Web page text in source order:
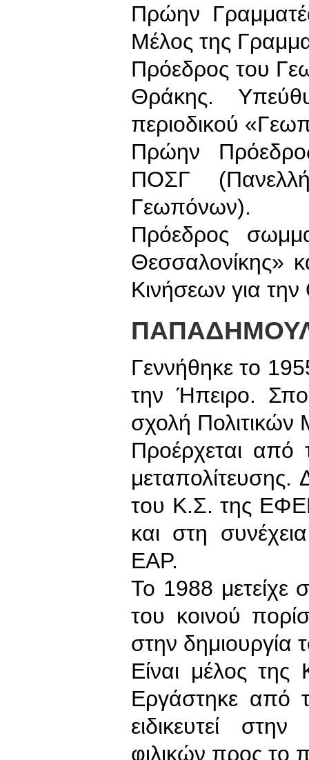
Πρώην
Μέλος της
Πρόεδρος του
Θράκης.
περιοδικού
Πρώην
ΠΟΣΓ
Γεωπόνων).
Πρόεδρος
Θεσσαλονίκης»
Κινήσεων για
Γεννήθηκε το
την Ήπειρο.
σχολή
Προέρχεται από
μεταπολίτευσης.
του Κ.Σ. της
και στη
ΕΑΡ.
Το 1988 μετείχε
του κοινού
στην δημιουργία
Είναι μέλος
Εργάστηκε από
ειδικευτεί
φιλικών προς το